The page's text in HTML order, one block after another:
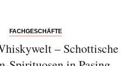
FACHGESCHÄFTE
– Schottische